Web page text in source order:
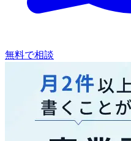
無料で相談